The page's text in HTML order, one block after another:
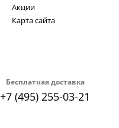
Бесплатная доставка
+7 (495) 255-03-21
Акции
Карта сайта